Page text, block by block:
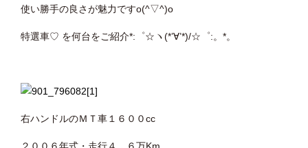
使い勝手の良さが魅力ですo(^▽^)o
特選車♡ を何台をご紹介*:゜☆ヽ(*’∀’*)/☆゜:。*。
右ハンドルのＭＴ車１６００cc